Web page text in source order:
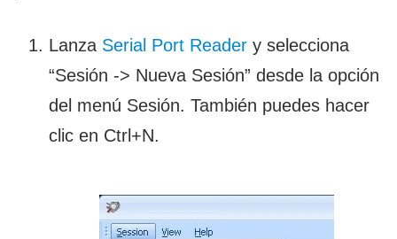
Lanza Serial Port Reader y selecciona
“Sesión -> Nueva Sesión” desde la opción
del menú Sesión. También puedes hacer
clic en Ctrl+N.